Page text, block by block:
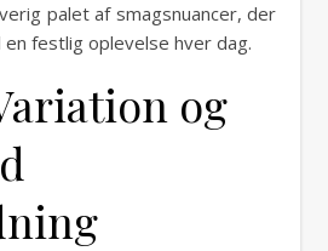
palet af smagsnuancer, der
festlig oplevelse hver dag.
og